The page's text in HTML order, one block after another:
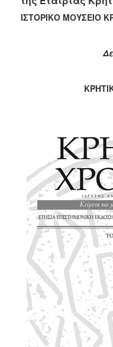
2021
2020
2011
ΔΗΜΟΣ
ΠΟΛΙΤΙΣΜΟΣ
ΑΝΘΕΚΤΙΚΗ
ΙΣΤΟΡΙΚΟ ΜΟΥΣΕΙΟ